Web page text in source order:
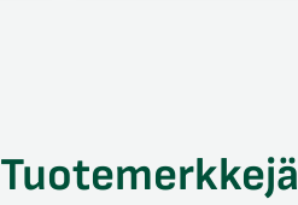
Tuotemerkkejä